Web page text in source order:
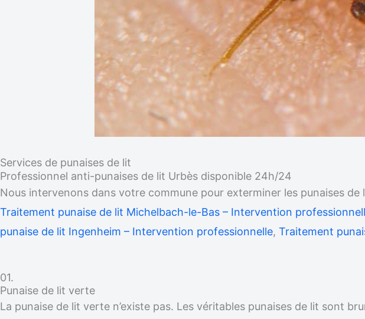
Services de punaises de lit
Professionnel anti-punaises de lit Urbès disponible 24h/24
Nous intervenons dans votre commune pour exterminer les punaises de
Traitement punaise de lit Michelbach-le-Bas – Intervention
punaise de lit Ingenheim – Intervention professionnelle, Traitement
01.
Punaise de lit verte
La punaise de lit verte n’existe pas. Les véritables punaises de lit sont